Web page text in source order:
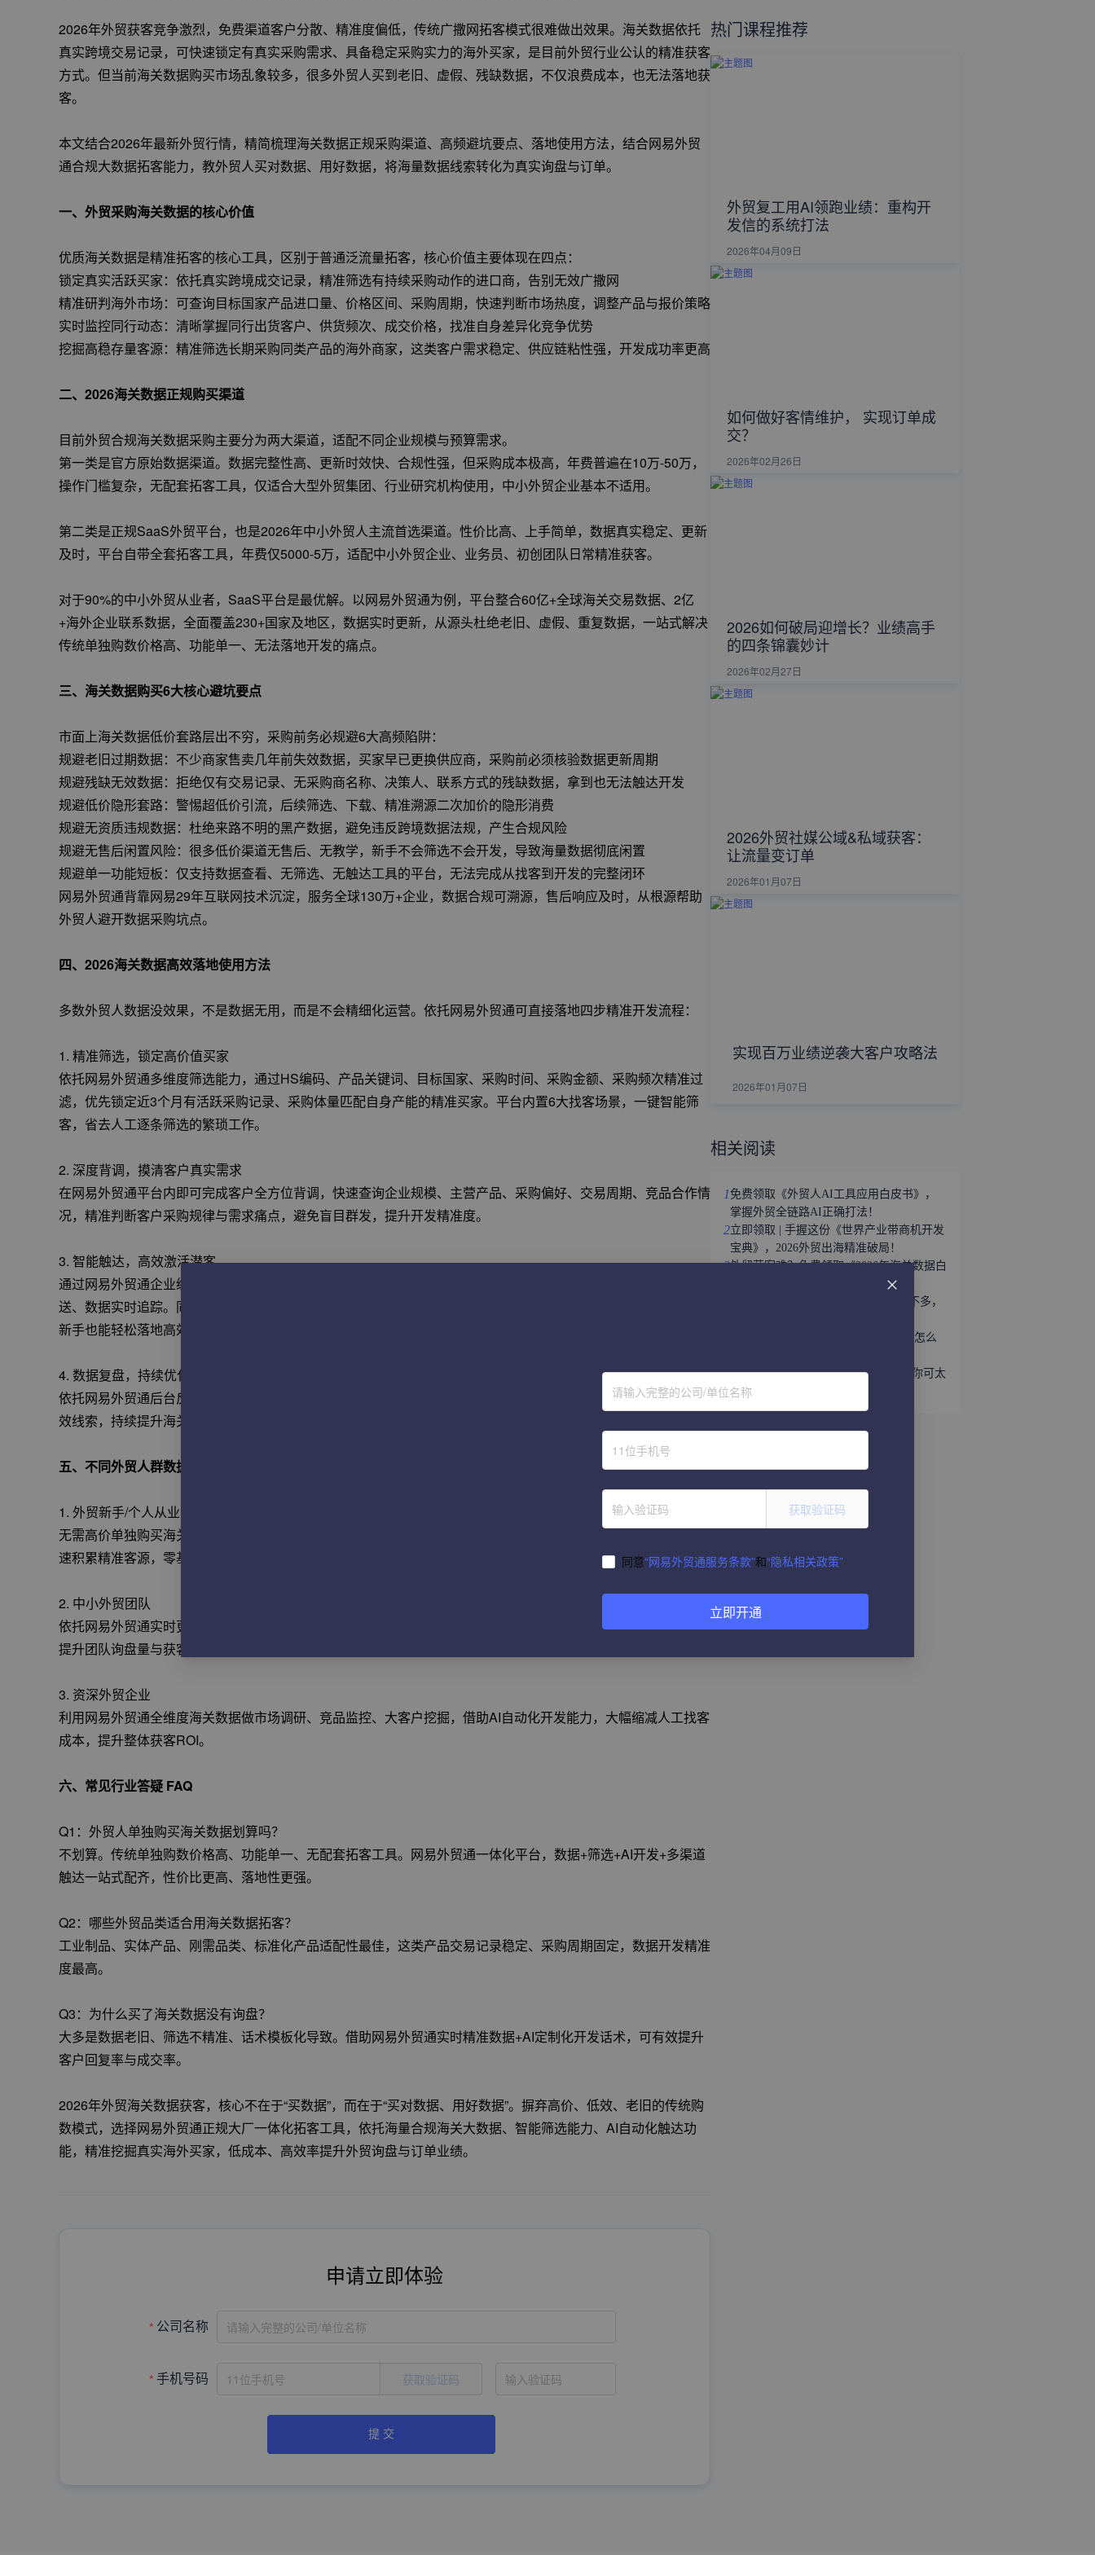
2026年外贸获客竞争激烈，免费渠道客户分散、精准度偏低，传统广撒网拓客模式很难做出效果。海关数据依托
真实跨境交易记录，可快速锁定有真实采购需求、具备稳定采购实力的海外买家，是目前外贸行业公认的精准获客
方式。但当前海关数据购买市场乱象较多，很多外贸人买到老旧、虚假、残缺数据，不仅浪费成本，也无法落地获
客。
本文结合2026年最新外贸行情，精简梳理海关数据正规采购渠道、高频避坑要点、落地使用方法，结合网易外贸
通合规大数据拓客能力，教外贸人买对数据、用好数据，将海量数据线索转化为真实询盘与订单。
一、外贸采购海关数据的核心价值
优质海关数据是精准拓客的核心工具，区别于普通泛流量拓客，核心价值主要体现在四点：
锁定真实活跃买家：依托真实跨境成交记录，精准筛选有持续采购动作的进口商，告别无效广撒网
精准研判海外市场：可查询目标国家产品进口量、价格区间、采购周期，快速判断市场热度，调整产品与报价策略
实时监控同行动态：清晰掌握同行出货客户、供货频次、成交价格，找准自身差异化竞争优势
挖掘高稳存量客源：精准筛选长期采购同类产品的海外商家，这类客户需求稳定、供应链粘性强，开发成功率更高
二、2026海关数据正规购买渠道
目前外贸合规海关数据采购主要分为两大渠道，适配不同企业规模与预算需求。
第一类是官方原始数据渠道。数据完整性高、更新时效快、合规性强，但采购成本极高，年费普遍在10万-50万，
操作门槛复杂，无配套拓客工具，仅适合大型外贸集团、行业研究机构使用，中小外贸企业基本不适用。
第二类是正规SaaS外贸平台，也是2026年中小外贸人主流首选渠道。性价比高、上手简单，数据真实稳定、更新
及时，平台自带全套拓客工具，年费仅5000-5万，适配中小外贸企业、业务员、初创团队日常精准获客。
对于90%的中小外贸从业者，SaaS平台是最优解。以网易外贸通为例，平台整合60亿+全球海关交易数据、2亿
+海外企业联系数据，全面覆盖230+国家及地区，数据实时更新，从源头杜绝老旧、虚假、重复数据，一站式解决
传统单独购数价格高、功能单一、无法落地开发的痛点。
三、海关数据购买6大核心避坑要点
市面上海关数据低价套路层出不穷，采购前务必规避6大高频陷阱：
规避老旧过期数据：不少商家售卖几年前失效数据，买家早已更换供应商，采购前必须核验数据更新周期
规避残缺无效数据：拒绝仅有交易记录、无采购商名称、决策人、联系方式的残缺数据，拿到也无法触达开发
规避低价隐形套路：警惕超低价引流，后续筛选、下载、精准溯源二次加价的隐形消费
规避无资质违规数据：杜绝来路不明的黑产数据，避免违反跨境数据法规，产生合规风险
规避无售后闲置风险：很多低价渠道无售后、无教学，新手不会筛选不会开发，导致海量数据彻底闲置
规避单一功能短板：仅支持数据查看、无筛选、无触达工具的平台，无法完成从找客到开发的完整闭环
网易外贸通背靠网易29年互联网技术沉淀，服务全球130万+企业，数据合规可溯源，售后响应及时，从根源帮助
外贸人避开数据采购坑点。
四、2026海关数据高效落地使用方法
多数外贸人数据没效果，不是数据无用，而是不会精细化运营。依托网易外贸通可直接落地四步精准开发流程：
1. 精准筛选，锁定高价值买家
依托网易外贸通多维度筛选能力，通过HS编码、产品关键词、目标国家、采购时间、采购金额、采购频次精准过
滤，优先锁定近3个月有活跃采购记录、采购体量匹配自身产能的精准买家。平台内置6大找客场景，一键智能筛
客，省去人工逐条筛选的繁琐工作。
2. 深度背调，摸清客户真实需求
在网易外贸通平台内即可完成客户全方位背调，快速查询企业规模、主营产品、采购偏好、交易周期、竞品合作情
况，精准判断客户采购规律与需求痛点，避免盲目群发，提升开发精准度。
3. 智能触达，高效激活潜客
通过网易外贸通企业级高信誉IP池开展邮件开发，送达率稳定≈95%，支持AI一键写信、多语种润色、时区定时发
送、数据实时追踪。同时打通WhatsApp批量触达、多语种翻译功能，一次配置即可实现AI自动化多轮营销，外贸
新手也能轻松落地高效拓客。
4. 数据复盘，持续优化开发策略
依托网易外贸通后台反馈的打开率、回复率、触达数据，迭代优化筛选条件与开发话术，深耕高意向买家、淘汰无
效线索，持续提升海关数据整体开发转化率。
五、不同外贸人群数据采购与使用策略
1. 外贸新手/个人从业者
无需高价单独购买海关数据，直接借助网易外贸通内置全域实时海关大数据，搭配AI智能邮件拓客功能，低成本快
速积累精准客源，零基础上手精准获客。
2. 中小外贸团队
依托网易外贸通实时更新的海量海关数据，深耕垂直行业精准买家，搭配平台多渠道智能触达功能批量开发，稳定
提升团队询盘量与获客效率。
3. 资深外贸企业
利用网易外贸通全维度海关数据做市场调研、竞品监控、大客户挖掘，借助AI自动化开发能力，大幅缩减人工找客
成本，提升整体获客ROI。
六、常见行业答疑 FAQ
Q1：外贸人单独购买海关数据划算吗？
不划算。传统单独购数价格高、功能单一、无配套拓客工具。网易外贸通一体化平台，数据+筛选+AI开发+多渠道
触达一站式配齐，性价比更高、落地性更强。
Q2：哪些外贸品类适合用海关数据拓客？
工业制品、实体产品、刚需品类、标准化产品适配性最佳，这类产品交易记录稳定、采购周期固定，数据开发精准
度最高。
Q3：为什么买了海关数据没有询盘？
大多是数据老旧、筛选不精准、话术模板化导致。借助网易外贸通实时精准数据+AI定制化开发话术，可有效提升
客户回复率与成交率。
2026年外贸海关数据获客，核心不在于“买数据”，而在于“买对数据、用好数据”。摒弃高价、低效、老旧的传统购
数模式，选择网易外贸通正规大厂一体化拓客工具，依托海量合规海关大数据、智能筛选能力、AI自动化触达功
能，精准挖掘真实海外买家，低成本、高效率提升外贸询盘与订单业绩。
申请立即体验
公司名称 请输入完整的公司/单位名称
手机号码 获取验证码
提 交
热门课程推荐
外贸复工用AI领跑业绩：重构开
发信的系统打法
2026年04月09日
如何做好客情维护， 实现订单成
交？
2026年02月26日
2026如何破局迎增长？业绩高手
的四条锦囊妙计
2026年02月27日
2026外贸社媒公域&私域获客：
让流量变订单
2026年01月07日
实现百万业绩逆袭大客户攻略法
2026年01月07日
相关阅读
1 免费领取《外贸人AI工具应用白皮书》，
掌握外贸全链路AI正确打法！
2立即领取 | 手握这份《世界产业带商机开发
宝典》，2026外贸出海精准破局！
3外贸获客难？免费领取《2026年海关数据白
皮书》，帮你轻松打破信息差！
趁着用YouTube开发外贸客户的人还不多，
听说WhatsApp做外贸很猛？让我看看怎么
6做外贸还不会给国外客户打电话？那你可太
亏了
请输入完整的公司/单位名称
获取验证码
同意“网易外贸通服务条款”和“隐私相关政策”
立即开通